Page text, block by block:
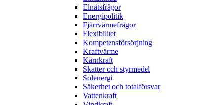
Elnätsfrågor
Energipolitik
Fjärrvärmefrågor
Flexibilitet
Kompetensförsörjning
Kraftvärme
Kärnkraft
Skatter och styrmedel
Solenergi
Säkerhet och totalförsvar
Vattenkraft